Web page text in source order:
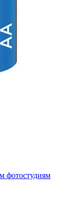
фотостудиям